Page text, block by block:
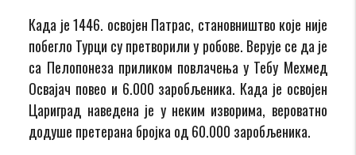
Када је 1446. освојен Патрас, становништво које није
побегло Турци су претворили у робове. Верује се да је
са Пелопонеза приликом повлачења у Тебу Мехмед
Освајач повео и 6.000 заробљеника. Када је освојен
Цариград наведена је у неким изворима, вероватно
додуше претерана бројка од 60.000 заробљеника.